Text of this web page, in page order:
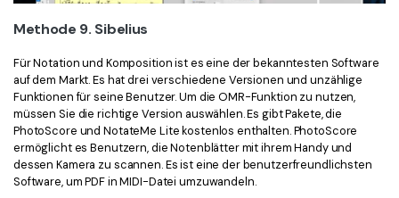
Methode 9. Sibelius
Für Notation und Komposition ist es eine der bekanntesten Software
auf dem Markt. Es hat drei verschiedene Versionen und unzählige
Funktionen für seine Benutzer. Um die OMR-Funktion zu nutzen,
müssen Sie die richtige Version auswählen. Es gibt Pakete, die
PhotoScore und NotateMe Lite kostenlos enthalten. PhotoScore
ermöglicht es Benutzern, die Notenblätter mit ihrem Handy und
dessen Kamera zu scannen. Es ist eine der benutzerfreundlichsten
Software, um PDF in MIDI-Datei umzuwandeln.